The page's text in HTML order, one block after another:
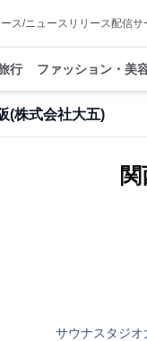
ス/ニュースリリース配信
行 ファッション・美
(株式会社大五)
サウナスタジ